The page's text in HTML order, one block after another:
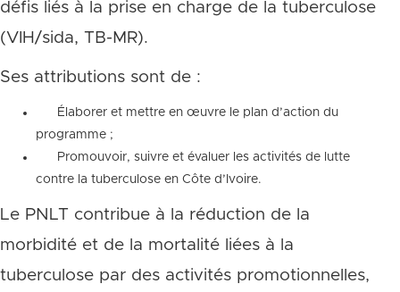
défis liés à la prise en charge de la tuberculose
(VIH/sida, TB-MR).
Ses attributions sont de :
Élaborer et mettre en œuvre le plan d’action du
programme ;
Promouvoir, suivre et évaluer les activités de lutte
contre la tuberculose en Côte d’Ivoire.
Le PNLT contribue à la réduction de la
morbidité et de la mortalité liées à la
tuberculose par des activités promotionnelles,